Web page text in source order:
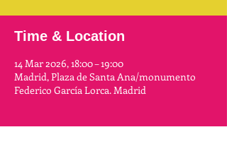
Time & Location
14 Mar 2026, 18:00 – 19:00
Madrid, Plaza de Santa Ana/monumento
Federico García Lorca. Madrid